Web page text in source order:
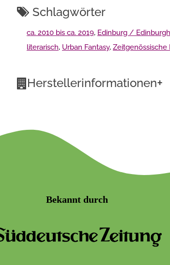
Schlagwörter
ca. 2010 bis ca. 2019, Edinburg / Edinburgh
literarisch, Urban Fantasy, Zeitgenössische
Herstellerinformationen+
Bekannt durch